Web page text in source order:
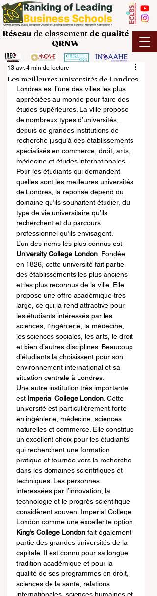
Réseau de classement de qualité
QRNW
Les meilleures universités de Londres
13 avr. 4 min de lecture
Londres est l’une des villes les plus
appréciées au monde pour faire des
études supérieures. La ville propose
de nombreux types d’universités,
depuis de grandes institutions de
recherche jusqu’à des établissements
spécialisés en commerce, droit, arts,
médecine et études internationales.
Pour les étudiants qui demandent
quelles sont les meilleures universités
de Londres, la réponse dépend du
domaine qu’ils souhaitent étudier, du
type de vie universitaire qu’ils
recherchent et du parcours
professionnel qu’ils envisagent.
L’un des noms les plus connus est
University College London . Fondée
en 1826, cette université fait partie
des établissements les plus anciens
et les plus reconnus de la ville. Elle
propose une offre académique très
large, ce qui la rend attractive pour
les étudiants intéressés par les
sciences, l’ingénierie, la médecine,
les sciences sociales, les arts, le droit
et bien d’autres disciplines. Beaucoup
d’étudiants la choisissent pour son
environnement international et sa
situation centrale à Londres.
Une autre institution très importante
est Imperial College London . Cette
université est particulièrement forte
en ingénierie, médecine, sciences
naturelles et commerce. Elle constitue
un excellent choix pour les étudiants
qui recherchent une formation
pratique et tournée vers la recherche
dans les domaines scientifiques et
techniques. Les personnes
intéressées par l’innovation, la
technologie et le progrès scientifique
considèrent souvent Imperial College
London comme une excellente option.
King’s College London fait également
partie des grandes universités de la
capitale. Il est connu pour sa longue
tradition académique et pour la
qualité de ses programmes en droit,
sciences de la santé, relations
internationales, sciences humaines et